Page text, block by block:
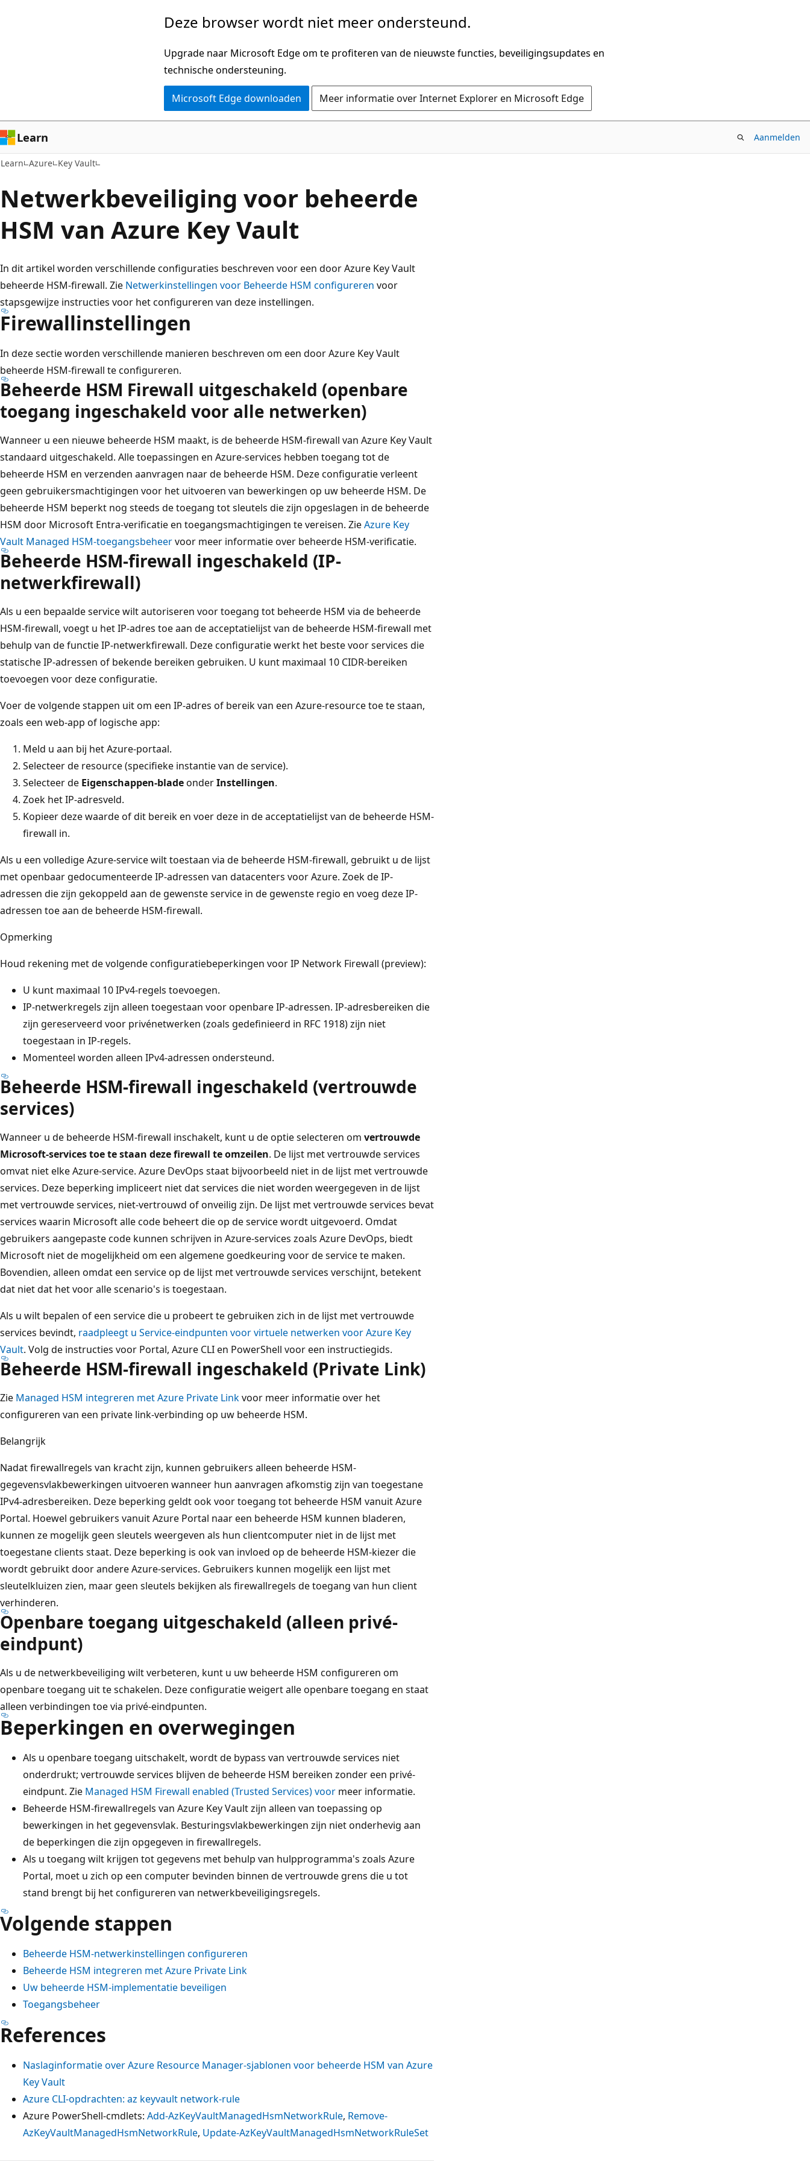
Deze browser wordt niet meer ondersteund.
Upgrade naar Microsoft Edge om te profiteren van de nieuwste functies, beveiligingsupdates en
technische ondersteuning.
Microsoft Edge downloaden Meer informatie over Internet Explorer en Microsoft Edge
Learn Aanmelden
Learn Azure Key Vault
Netwerkbeveiliging voor beheerde
HSM van Azure Key Vault
In dit artikel worden verschillende configuraties beschreven voor een door Azure Key Vault
beheerde HSM-firewall. Zie Netwerkinstellingen voor Beheerde HSM configureren voor
stapsgewijze instructies voor het configureren van deze instellingen.
Firewallinstellingen
In deze sectie worden verschillende manieren beschreven om een door Azure Key Vault
beheerde HSM-firewall te configureren.
Beheerde HSM Firewall uitgeschakeld (openbare
toegang ingeschakeld voor alle netwerken)
Wanneer u een nieuwe beheerde HSM maakt, is de beheerde HSM-firewall van Azure Key Vault
standaard uitgeschakeld. Alle toepassingen en Azure-services hebben toegang tot de
beheerde HSM en verzenden aanvragen naar de beheerde HSM. Deze configuratie verleent
geen gebruikersmachtigingen voor het uitvoeren van bewerkingen op uw beheerde HSM. De
beheerde HSM beperkt nog steeds de toegang tot sleutels die zijn opgeslagen in de beheerde
HSM door Microsoft Entra-verificatie en toegangsmachtigingen te vereisen. ZieAzure Key
Vault Managed HSM-toegangsbeheervoor meer informatie over beheerde HSM-verificatie.
Beheerde HSM-firewall ingeschakeld (IP-
netwerkfirewall)
Als u een bepaalde service wilt autoriseren voor toegang tot beheerde HSM via de beheerde
HSM-firewall, voegt u het IP-adres toe aan de acceptatielijst van de beheerde HSM-firewall met
behulp van de functie IP-netwerkfirewall. Deze configuratie werkt het beste voor services die
statische IP-adressen of bekende bereiken gebruiken. U kunt maximaal 10 CIDR-bereiken
toevoegen voor deze configuratie.
Voer de volgende stappen uit om een IP-adres of bereik van een Azure-resource toe te staan,
zoals een web-app of logische app:
Meld u aan bij het Azure-portaal.
Selecteer de resource (specifieke instantie van de service).
Selecteer de Eigenschappen-bladeonderInstellingen.
Zoek het IP-adresveld.
Kopieer deze waarde of dit bereik en voer deze in de acceptatielijst van de beheerde HSM-
firewall in.
Als u een volledige Azure-service wilt toestaan via de beheerde HSM-firewall, gebruikt u de lijst
met openbaar gedocumenteerde IP-adressen van datacenters voor Azure. Zoek de IP-
adressen die zijn gekoppeld aan de gewenste service in de gewenste regio en voeg deze IP-
adressen toe aan de beheerde HSM-firewall.
Opmerking
Houd rekening met de volgende configuratiebeperkingen voor IP Network Firewall (preview):
U kunt maximaal 10 IPv4-regels toevoegen.
IP-netwerkregels zijn alleen toegestaan voor openbare IP-adressen. IP-adresbereiken die
zijn gereserveerd voor privénetwerken (zoals gedefinieerd in RFC 1918) zijn niet
toegestaan in IP-regels.
Momenteel worden alleen IPv4-adressen ondersteund.
Beheerde HSM-firewall ingeschakeld (vertrouwde
services)
Wanneer u de beheerde HSM-firewall inschakelt, kunt u de optie selecteren om vertrouwde
Microsoft-services toe te staan deze firewall te omzeilen. De lijst met vertrouwde services
omvat niet elke Azure-service. Azure DevOps staat bijvoorbeeld niet in de lijst met vertrouwde
services. Deze beperking impliceert niet dat services die niet worden weergegeven in de lijst
met vertrouwde services, niet-vertrouwd of onveilig zijn. De lijst met vertrouwde services bevat
services waarin Microsoft alle code beheert die op de service wordt uitgevoerd. Omdat
gebruikers aangepaste code kunnen schrijven in Azure-services zoals Azure DevOps, biedt
Microsoft niet de mogelijkheid om een algemene goedkeuring voor de service te maken.
Bovendien, alleen omdat een service op de lijst met vertrouwde services verschijnt, betekent
dat niet dat het voor alle scenario's is toegestaan.
Als u wilt bepalen of een service die u probeert te gebruiken zich in de lijst met vertrouwde
services bevindt, raadpleegt u Service-eindpunten voor virtuele netwerken voor Azure Key
Vault. Volg de instructies voor Portal, Azure CLI en PowerShell voor een instructiegids.
Beheerde HSM-firewall ingeschakeld (Private Link)
Zie Managed HSM integreren met Azure Private Linkvoor meer informatie over het
configureren van een private link-verbinding op uw beheerde HSM.
Belangrijk
Nadat firewallregels van kracht zijn, kunnen gebruikers alleen beheerde HSM-
gegevensvlakbewerkingen uitvoeren wanneer hun aanvragen afkomstig zijn van toegestane
IPv4-adresbereiken. Deze beperking geldt ook voor toegang tot beheerde HSM vanuit Azure
Portal. Hoewel gebruikers vanuit Azure Portal naar een beheerde HSM kunnen bladeren,
kunnen ze mogelijk geen sleutels weergeven als hun clientcomputer niet in de lijst met
toegestane clients staat. Deze beperking is ook van invloed op de beheerde HSM-kiezer die
wordt gebruikt door andere Azure-services. Gebruikers kunnen mogelijk een lijst met
sleutelkluizen zien, maar geen sleutels bekijken als firewallregels de toegang van hun client
verhinderen.
Openbare toegang uitgeschakeld (alleen privé-
eindpunt)
Als u de netwerkbeveiliging wilt verbeteren, kunt u uw beheerde HSM configureren om
openbare toegang uit te schakelen. Deze configuratie weigert alle openbare toegang en staat
alleen verbindingen toe via privé-eindpunten.
Beperkingen en overwegingen
Als u openbare toegang uitschakelt, wordt de bypass van vertrouwde services niet
onderdrukt; vertrouwde services blijven de beheerde HSM bereiken zonder een privé-
eindpunt. Zie Managed HSM Firewall enabled (Trusted Services) voor meer informatie.
Beheerde HSM-firewallregels van Azure Key Vault zijn alleen van toepassing op
bewerkingen in het gegevensvlak. Besturingsvlakbewerkingen zijn niet onderhevig aan
de beperkingen die zijn opgegeven in firewallregels.
Als u toegang wilt krijgen tot gegevens met behulp van hulpprogramma's zoals Azure
Portal, moet u zich op een computer bevinden binnen de vertrouwde grens die u tot
stand brengt bij het configureren van netwerkbeveiligingsregels.
Volgende stappen
Beheerde HSM-netwerkinstellingen configureren
Beheerde HSM integreren met Azure Private Link
Uw beheerde HSM-implementatie beveiligen
Toegangsbeheer
References
Naslaginformatie over Azure Resource Manager-sjablonen voor beheerde HSM van Azure
Key Vault
Azure CLI-opdrachten: az keyvault network-rule
Azure PowerShell-cmdlets: Add-AzKeyVaultManagedHsmNetworkRule, Remove-
AzKeyVaultManagedHsmNetworkRule, Update-AzKeyVaultManagedHsmNetworkRuleSet